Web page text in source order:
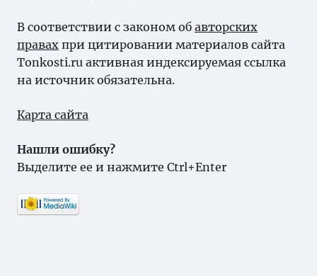
В соответствии с законом об авторских
правах при цитировании материалов сайта
Tonkosti.ru активная индексируемая ссылка
на источник обязательна.
Карта сайта
Нашли ошибку?
Выделите ее и нажмите Ctrl+Enter